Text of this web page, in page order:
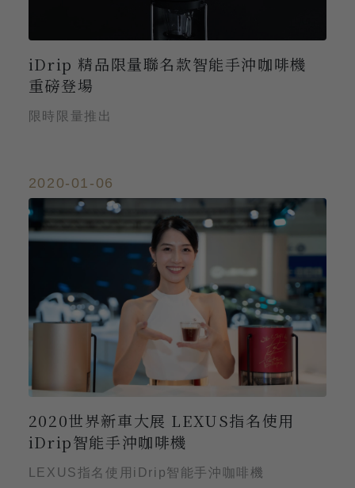
iDrip 精品限量聯名款智能手沖咖啡機
重磅登場
限時限量推出
2020-01-06
2020世界新車大展 LEXUS指名使用
iDrip智能手沖咖啡機
LEXUS指名使用iDrip智能手沖咖啡機